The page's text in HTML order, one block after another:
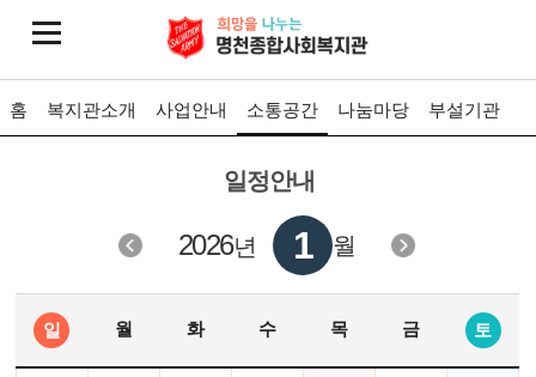
홈 복지관소개 사업안내 소통공간 나눔마당 부설기관
일정안내
2026년 1 월
일 월 화 수 목 금 토